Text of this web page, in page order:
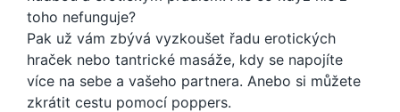
toho nefunguje?
Pak už vám zbývá vyzkoušet řadu erotických
hraček nebo tantrické masáže, kdy se napojíte
více na sebe a vašeho partnera. Anebo si můžete
zkrátit cestu pomocí poppers.